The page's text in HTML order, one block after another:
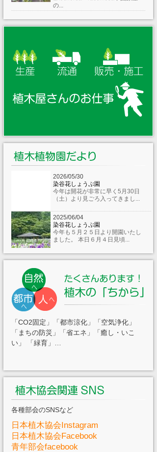
2026/04/08 [お知らせ]
植生セミナー-横浜の多様の森を探る-の
ご案内
令和8年度年度植生アドバイザー育成講
座ご案内
2026/03/19 [お知らせ]
2026/03/17 [お知らせ]
令和８年度樹木識別のポイント講習会」
ー 開催のお知らせ
2026/02/17 [お知らせ]
新刊書「新しい植木の図鑑-新樹種ガイドブック
3-」を上梓しました
の...
2026/05/30
染谷花しょうぶ園
今年は開花が非常に早く5月30日
（土）より見ごろ入ってきまし...
2025/06/04
染谷花しょうぶ園
今年も５月２５日より開園いたし
ました。 本日６月４日見頃...
2024/06/01
染谷花しょうぶ園 開園中です。
今年も5月25日から開園、6月1...
2024/02/13
アオキ 駿河弁天
形が亀甲形で、鮮やかな黄色...
染谷花しょうぶ園
「CO2固定」「都市涼化」「空気浄化」
「まちの防災」「省エネ」「癒し・いこ
い」 「緑育」…
各種部会のSNSなど
日本植木協会Instagram
日本植木協会Facebook
青年部会facebook